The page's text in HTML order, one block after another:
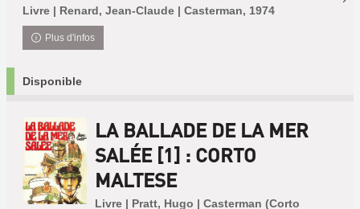
Livre | Renard, Jean-Claude | Casterman, 1974
Plus d'infos
Disponible
LA BALLADE DE LA MER
SALÉE [1] : CORTO
MALTESE
Livre | Pratt, Hugo | Casterman (Corto